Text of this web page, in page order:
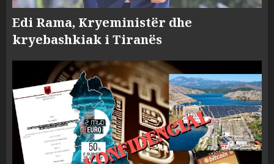
Edi Rama, Kryeministër dhe
kryebashkiak i Tiranës